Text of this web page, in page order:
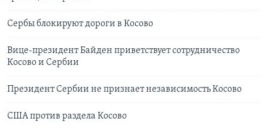
Сербы блокируют дороги в Косово
Вице-президент Байден приветствует сотрудничество
Косово и Сербии
Президент Сербии не признает независимость Косово
США против раздела Косово